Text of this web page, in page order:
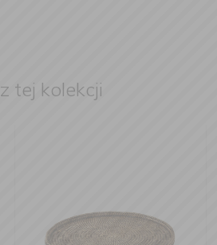
tej kolekcji